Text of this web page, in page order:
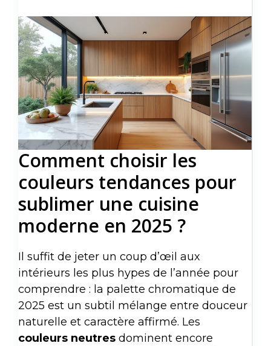
Comment choisir les
couleurs tendances pour
sublimer une cuisine
moderne en 2025 ?
Il suffit de jeter un coup d’œil aux
intérieurs les plus hypes de l’année pour
comprendre : la palette chromatique de
2025 est un subtil mélange entre douceur
naturelle et caractère affirmé. Les
couleurs neutres dominent encore